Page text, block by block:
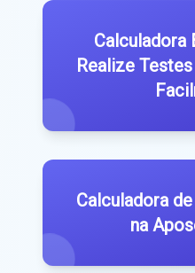
Calculadora
Realize
Calculadora
na